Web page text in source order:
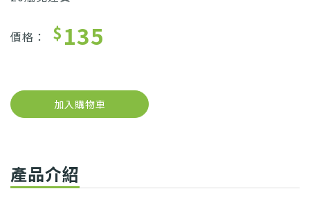
價格： $135
加入購物車
產品介紹